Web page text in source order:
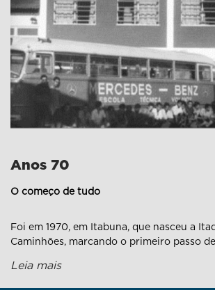
Anos 70
O começo de tudo
Foi em 1970, em Itabuna, que nasceu a
Caminhões, marcando o primeiro passo
estrela também brilhou em Teixeira de
Leia mais